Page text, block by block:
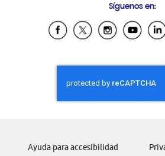
Samsung Ecuador
Samsung El
Samsung
Samsung Nicaragua
Samsung
Samsung
Síguenos en:
Ayuda para accesibilidad